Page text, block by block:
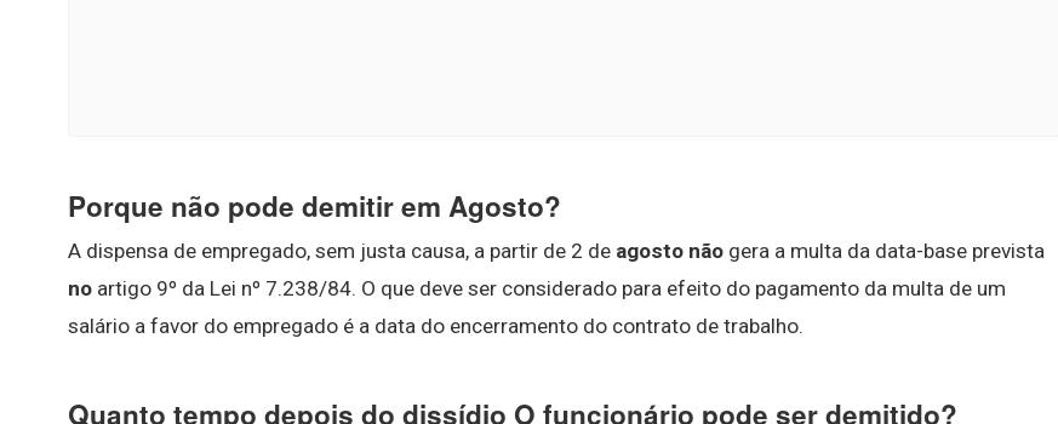
Porque não pode demitir em Agosto?
A dispensa de empregado, sem justa causa, a partir de 2 de agosto não gera a multa da data-base prevista
no artigo 9º da Lei nº 7.238/84. O que deve ser considerado para efeito do pagamento da multa de um
salário a favor do empregado é a data do encerramento do contrato de trabalho.
Quanto tempo depois do dissídio O funcionário pode ser demitido?